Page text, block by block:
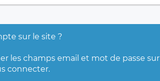
sur le site ?
les champs email et mot de passe sur
connecter.